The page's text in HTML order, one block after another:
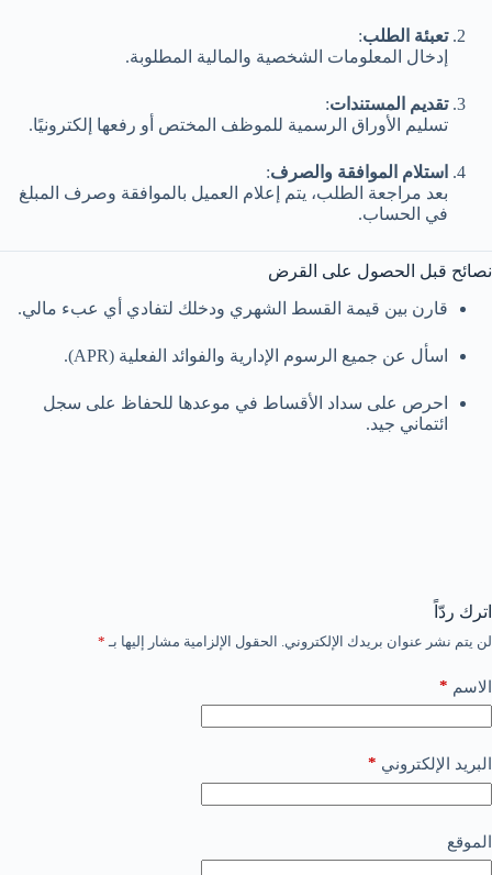
تعبئة الطلب:
إدخال المعلومات الشخصية والمالية المطلوبة.
تقديم المستندات:
تسليم الأوراق الرسمية للموظف المختص أو رفعها إلكترونيًا.
استلام الموافقة والصرف:
بعد مراجعة الطلب، يتم إعلام العميل بالموافقة وصرف المبلغ
في الحساب.
نصائح قبل الحصول على القرض
قارن بين قيمة القسط الشهري ودخلك لتفادي أي عبء مالي.
اسأل عن جميع الرسوم الإدارية والفوائد الفعلية (APR).
احرص على سداد الأقساط في موعدها للحفاظ على سجل
ائتماني جيد.
اترك ردّاً
لن يتم نشر عنوان بريدك الإلكتروني. الحقول الإلزامية مشار إليها بـ *
الاسم *
البريد الإلكتروني *
الموقع